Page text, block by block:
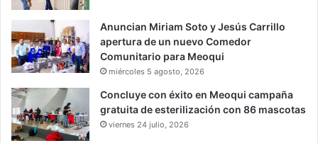
Anuncian Miriam Soto y Jesús Carrillo
apertura de un nuevo Comedor
Comunitario para Meoqui
miércoles 5 agosto, 2026
Concluye con éxito en Meoqui campaña
gratuita de esterilización con 86 mascotas
viernes 24 julio, 2026